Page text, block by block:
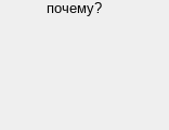
почему?